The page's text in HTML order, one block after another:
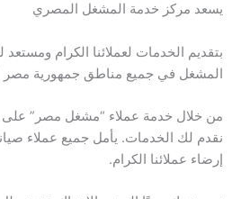
يسعد مركز خدمة المشغل المصري
بتقديم الخدمات لعملائنا الكرام
المشغل في جميع مناطق جمهورية مصر
من خلال خدمة عملاء “مشغل مصر”
نقدم لك الخدمات. يأمل جميع عملاء
إرضاء عملائنا الكرام.